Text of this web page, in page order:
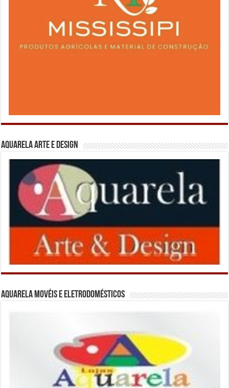
Aquarela Arte e Design
Aquarela Movéis e Eletrodomésticos